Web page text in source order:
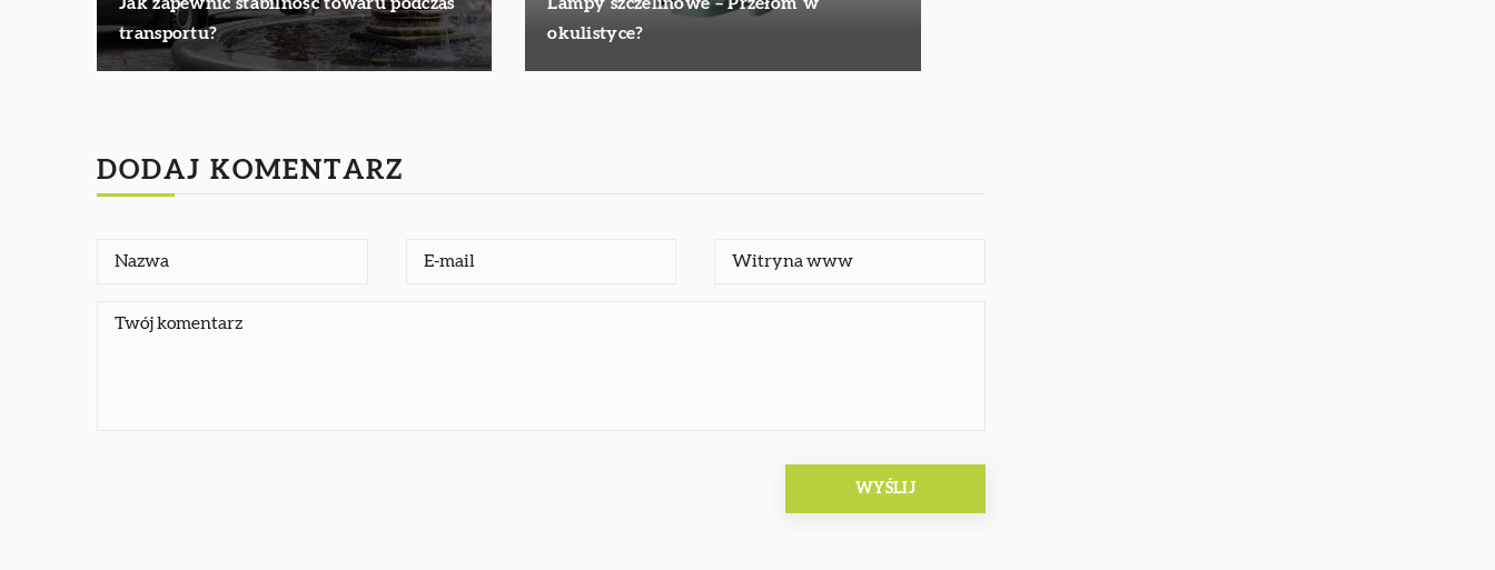
Jak zapewnić stabilność towaru podczas
transportu?
Lampy szczelinowe – Przełom w
okulistyce?
DODAJ KOMENTARZ